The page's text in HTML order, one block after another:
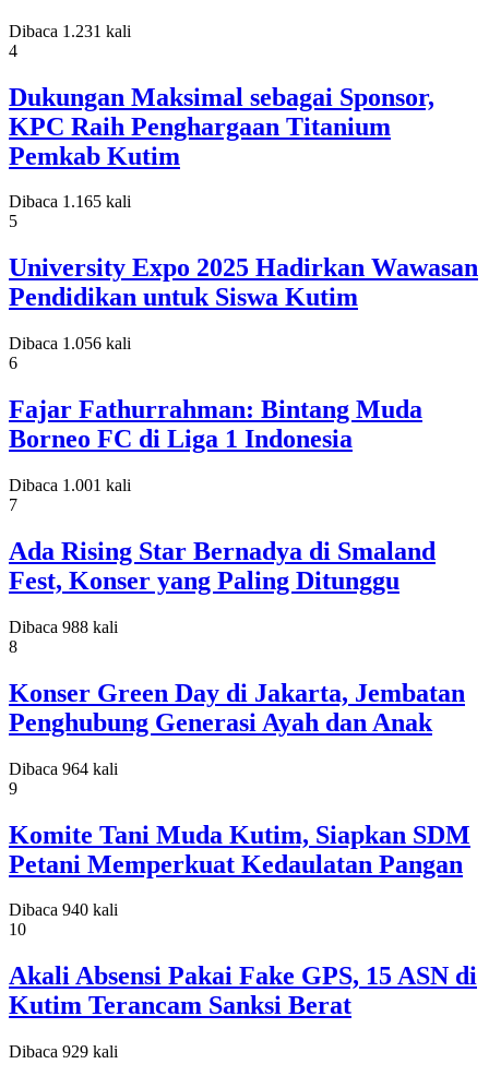
Dibaca 1.231 kali
4
Dukungan Maksimal sebagai Sponsor,
KPC Raih Penghargaan Titanium
Pemkab Kutim
Dibaca 1.165 kali
5
University Expo 2025 Hadirkan Wawasan
Pendidikan untuk Siswa Kutim
Dibaca 1.056 kali
6
Fajar Fathurrahman: Bintang Muda
Borneo FC di Liga 1 Indonesia
Dibaca 1.001 kali
7
Ada Rising Star Bernadya di Smaland
Fest, Konser yang Paling Ditunggu
Dibaca 988 kali
8
Konser Green Day di Jakarta, Jembatan
Penghubung Generasi Ayah dan Anak
Dibaca 964 kali
9
Komite Tani Muda Kutim, Siapkan SDM
Petani Memperkuat Kedaulatan Pangan
Dibaca 940 kali
10
Akali Absensi Pakai Fake GPS, 15 ASN di
Kutim Terancam Sanksi Berat
Dibaca 929 kali